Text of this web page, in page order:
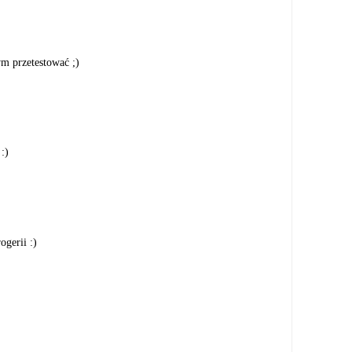
przetestować ;)
:)